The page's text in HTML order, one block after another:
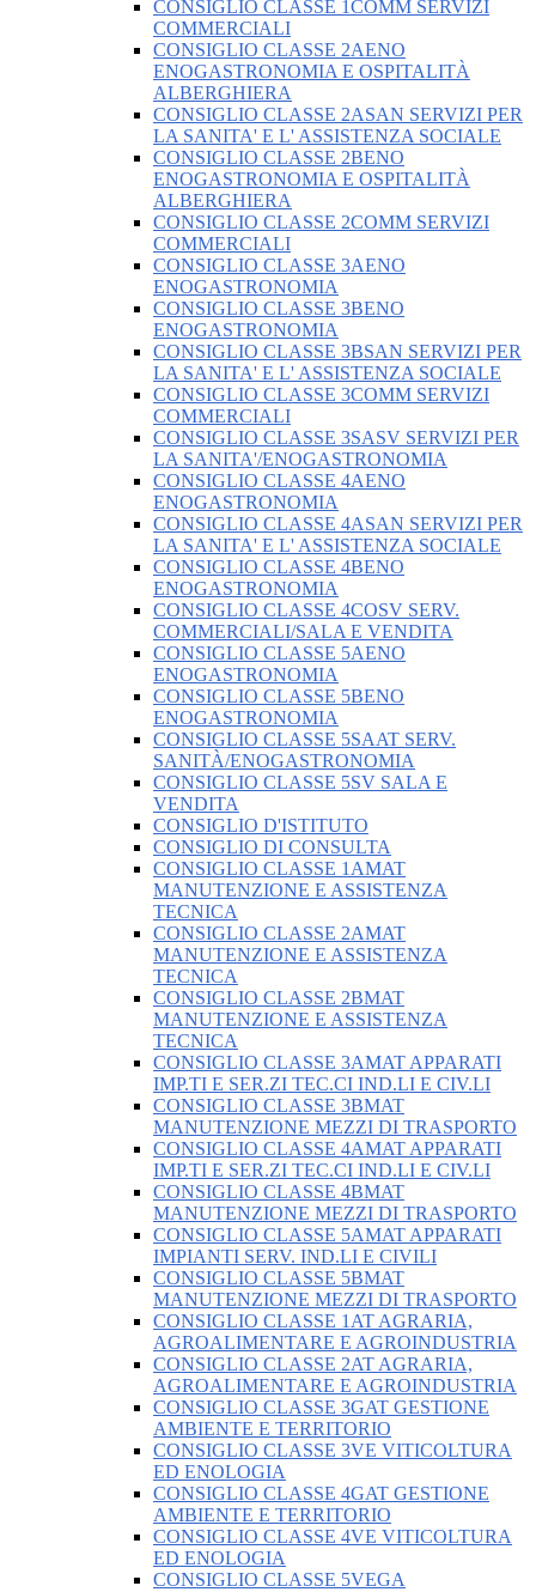
CONSIGLIO CLASSE 1COMM SERVIZI
COMMERCIALI
CONSIGLIO CLASSE 2AENO
ENOGASTRONOMIA E OSPITALITÀ
ALBERGHIERA
CONSIGLIO CLASSE 2ASAN SERVIZI PER
LA SANITA' E L' ASSISTENZA SOCIALE
CONSIGLIO CLASSE 2BENO
ENOGASTRONOMIA E OSPITALITÀ
ALBERGHIERA
CONSIGLIO CLASSE 2COMM SERVIZI
COMMERCIALI
CONSIGLIO CLASSE 3AENO
ENOGASTRONOMIA
CONSIGLIO CLASSE 3BENO
ENOGASTRONOMIA
CONSIGLIO CLASSE 3BSAN SERVIZI PER
LA SANITA' E L' ASSISTENZA SOCIALE
CONSIGLIO CLASSE 3COMM SERVIZI
COMMERCIALI
CONSIGLIO CLASSE 3SASV SERVIZI PER
LA SANITA'/ENOGASTRONOMIA
CONSIGLIO CLASSE 4AENO
ENOGASTRONOMIA
CONSIGLIO CLASSE 4ASAN SERVIZI PER
LA SANITA' E L' ASSISTENZA SOCIALE
CONSIGLIO CLASSE 4BENO
ENOGASTRONOMIA
CONSIGLIO CLASSE 4COSV SERV.
COMMERCIALI/SALA E VENDITA
CONSIGLIO CLASSE 5AENO
ENOGASTRONOMIA
CONSIGLIO CLASSE 5BENO
ENOGASTRONOMIA
CONSIGLIO CLASSE 5SAAT SERV.
SANITÀ/ENOGASTRONOMIA
CONSIGLIO CLASSE 5SV SALA E
VENDITA
CONSIGLIO D'ISTITUTO
CONSIGLIO DI CONSULTA
CONSIGLIO CLASSE 1AMAT
MANUTENZIONE E ASSISTENZA
TECNICA
CONSIGLIO CLASSE 2AMAT
MANUTENZIONE E ASSISTENZA
TECNICA
CONSIGLIO CLASSE 2BMAT
MANUTENZIONE E ASSISTENZA
TECNICA
CONSIGLIO CLASSE 3AMAT APPARATI
IMP.TI E SER.ZI TEC.CI IND.LI E CIV.LI
CONSIGLIO CLASSE 3BMAT
MANUTENZIONE MEZZI DI TRASPORTO
CONSIGLIO CLASSE 4AMAT APPARATI
IMP.TI E SER.ZI TEC.CI IND.LI E CIV.LI
CONSIGLIO CLASSE 4BMAT
MANUTENZIONE MEZZI DI TRASPORTO
CONSIGLIO CLASSE 5AMAT APPARATI
IMPIANTI SERV. IND.LI E CIVILI
CONSIGLIO CLASSE 5BMAT
MANUTENZIONE MEZZI DI TRASPORTO
CONSIGLIO CLASSE 1AT AGRARIA,
AGROALIMENTARE E AGROINDUSTRIA
CONSIGLIO CLASSE 2AT AGRARIA,
AGROALIMENTARE E AGROINDUSTRIA
CONSIGLIO CLASSE 3GAT GESTIONE
AMBIENTE E TERRITORIO
CONSIGLIO CLASSE 3VE VITICOLTURA
ED ENOLOGIA
CONSIGLIO CLASSE 4GAT GESTIONE
AMBIENTE E TERRITORIO
CONSIGLIO CLASSE 4VE VITICOLTURA
ED ENOLOGIA
CONSIGLIO CLASSE 5VEGA